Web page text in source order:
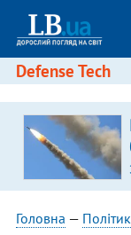
Defense Tech
Головна —